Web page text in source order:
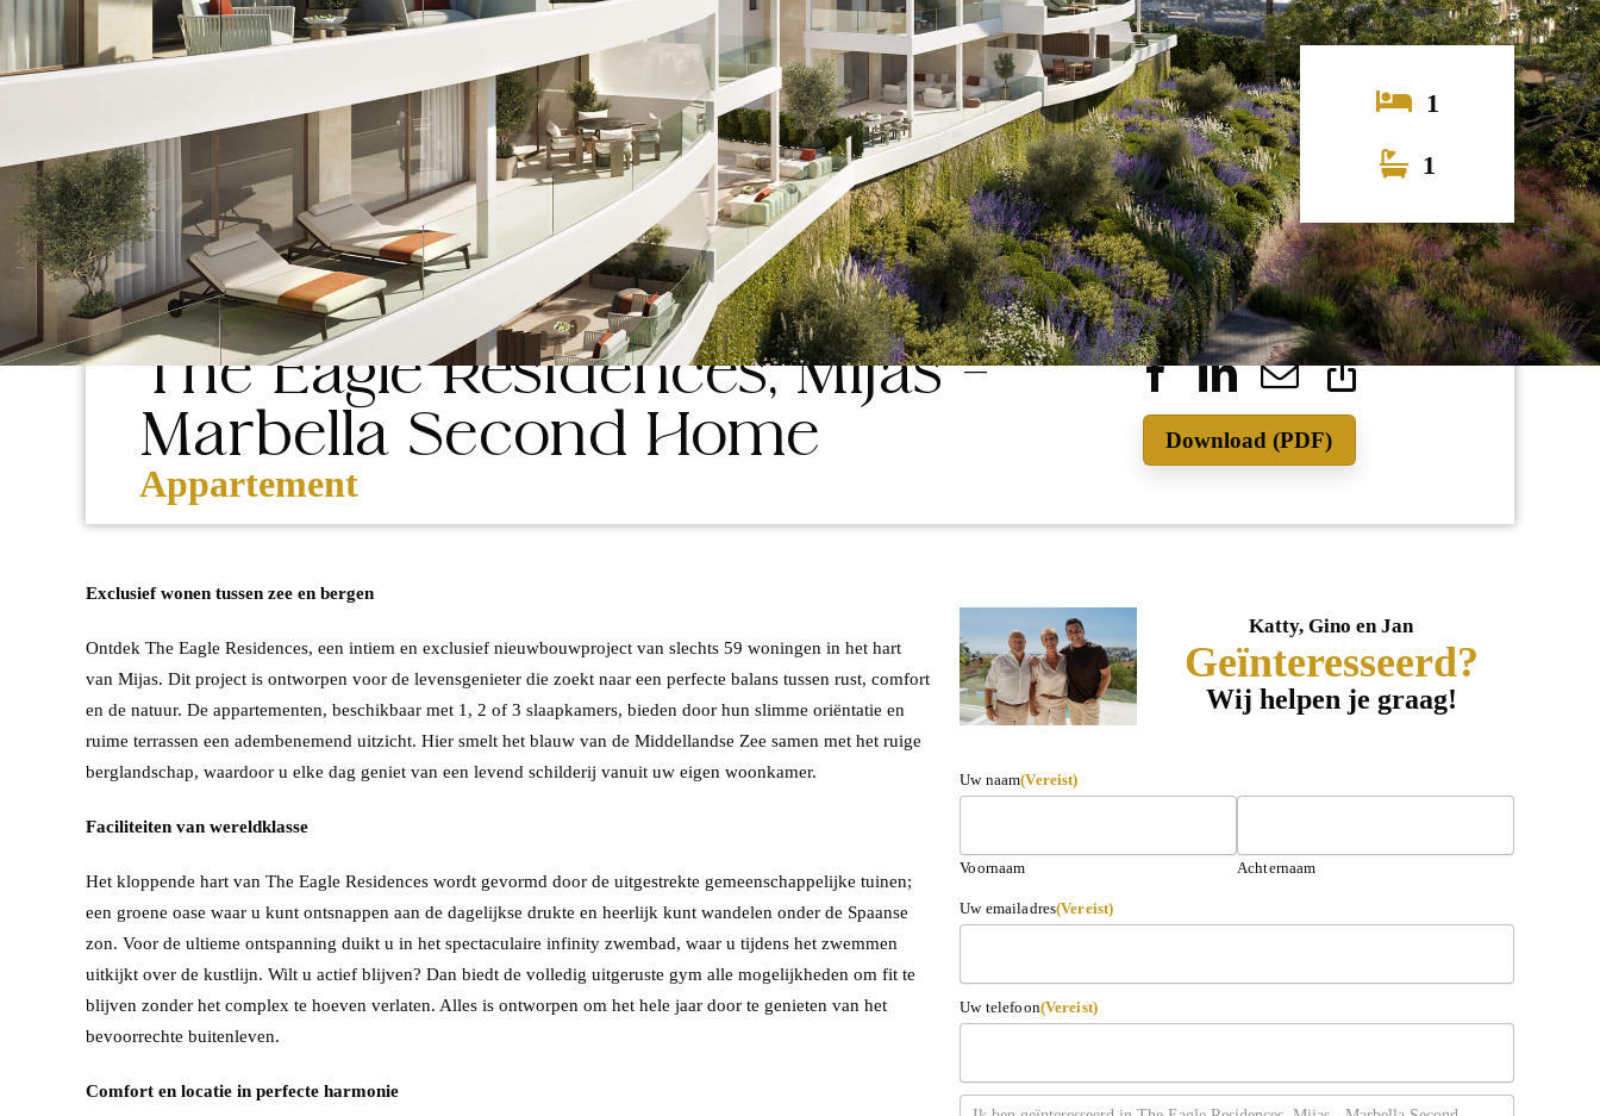
1
1
NIEUWBOUW
Las Lagunas de Mijas, Urbanización Cerrado del Aguila 7
The Eagle Residences, Mijas –
Marbella Second Home
Appartement
390.000
Download (PDF)
Exclusief wonen tussen zee en bergen
Ontdek The Eagle Residences, een intiem en exclusief nieuwbouwproject van slechts 59 woningen in het hart
van Mijas. Dit project is ontworpen voor de levensgenieter die zoekt naar een perfecte balans tussen rust, comfort
en de natuur. De appartementen, beschikbaar met 1, 2 of 3 slaapkamers, bieden door hun slimme oriëntatie en
ruime terrassen een adembenemend uitzicht. Hier smelt het blauw van de Middellandse Zee samen met het ruige
berglandschap, waardoor u elke dag geniet van een levend schilderij vanuit uw eigen woonkamer.
Faciliteiten van wereldklasse
Het kloppende hart van The Eagle Residences wordt gevormd door de uitgestrekte gemeenschappelijke tuinen;
een groene oase waar u kunt ontsnappen aan de dagelijkse drukte en heerlijk kunt wandelen onder de Spaanse
zon. Voor de ultieme ontspanning duikt u in het spectaculaire infinity zwembad, waar u tijdens het zwemmen
uitkijkt over de kustlijn. Wilt u actief blijven? Dan biedt de volledig uitgeruste gym alle mogelijkheden om fit te
blijven zonder het complex te hoeven verlaten. Alles is ontworpen om het hele jaar door te genieten van het
bevoorrechte buitenleven.
Comfort en locatie in perfecte harmonie
Katty, Gino en Jan
Geïnteresseerd?
Wij helpen je graag!
Uw naam(Vereist)
Voornaam Achternaam
Uw emailadres(Vereist)
Uw telefoon(Vereist)
Bericht